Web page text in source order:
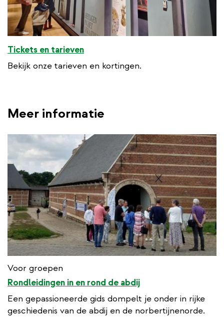
Tickets en tarieven
Bekijk onze tarieven en kortingen.
Meer informatie
Voor groepen
Rondleidingen in en rond de abdij
Een gepassioneerde gids dompelt je onder in rijke
geschiedenis van de abdij en de norbertijnenorde.